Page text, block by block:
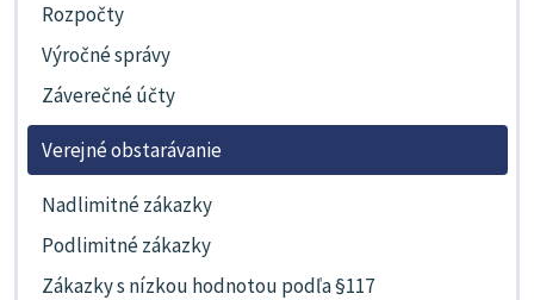
Rozpočty
Výročné správy
Záverečné účty
Verejné obstarávanie
Nadlimitné zákazky
Podlimitné zákazky
Zákazky s nízkou hodnotou podľa §117